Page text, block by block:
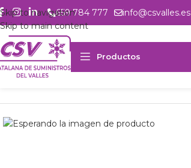
Skip to navigation
Skip to main content
659 784 777 info@csvalles.es
Productos
Inicio Productos